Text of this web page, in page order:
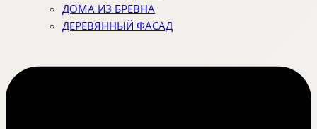
ДОМА ИЗ БРЕВНА
ДЕРЕВЯННЫЙ ФАСАД